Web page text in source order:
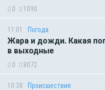
0 1090
11:01 Погода
Жара и дожди. Какая
в выходные
0 8072
10:38 Происшествия